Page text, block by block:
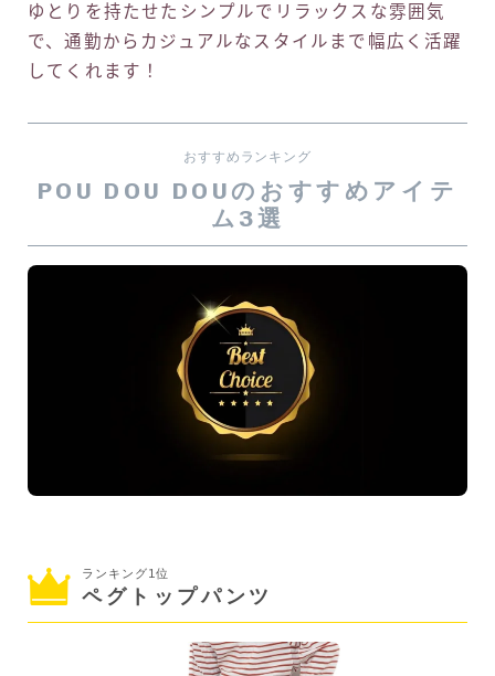
ゆとりを持たせたシンプルでリラックスな雰囲気
で、通勤からカジュアルなスタイルまで幅広く活躍
してくれます！
おすすめランキング
POU DOU DOUのおすすめアイテ
ム3選
ランキング1位
ペグトップパンツ